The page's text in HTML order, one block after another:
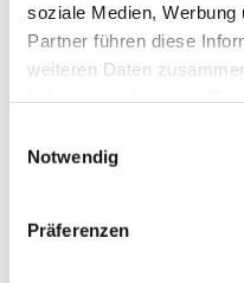
soziale Medien, Werbung
Partner führen diese
weiteren Daten
Notwendig
Präferenzen
Urbanusstr. 15
45894 Gelsenkirchen
Küster -
Raumvergabe